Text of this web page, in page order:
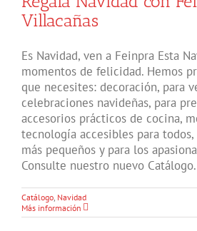
Villacañas
Es Navidad, ven a Feinpra Esta
momentos de felicidad. Hemos
que necesites: decoración, para
celebraciones navideñas, para
accesorios prácticos de cocina,
tecnología accesibles para
más pequeños y para los
Consulte nuestro nuevo
Catálogo Navidad
Más información